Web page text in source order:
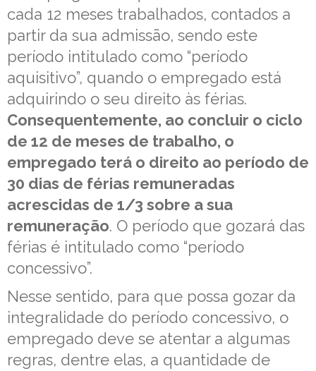
cada 12 meses trabalhados, contados a
partir da sua admissão, sendo este
período intitulado como “período
aquisitivo”, quando o empregado está
adquirindo o seu direito às férias.
Consequentemente, ao concluir o ciclo
de 12 de meses de trabalho, o
empregado terá o direito ao período de
30 dias de férias remuneradas
acrescidas de 1/3 sobre a sua
remuneração. O período que gozará das
férias é intitulado como “período
concessivo”.
Nesse sentido, para que possa gozar da
integralidade do período concessivo, o
empregado deve se atentar a algumas
regras, dentre elas, a quantidade de